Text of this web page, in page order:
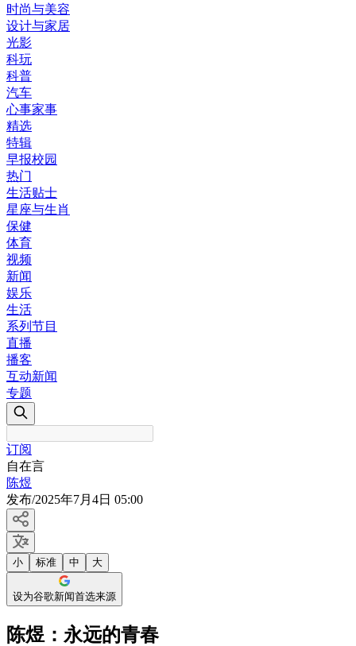
时尚与美容
设计与家居
光影
科玩
科普
汽车
心事家事
精选
特辑
早报校园
热门
生活贴士
星座与生肖
保健
体育
视频
新闻
娱乐
生活
系列节目
直播
播客
互动新闻
专题
订阅
自在言
陈煜
发布/2025年7月4日 05:00
小 标准 中 大
设为谷歌新闻首选来源
陈煜：永远的青春